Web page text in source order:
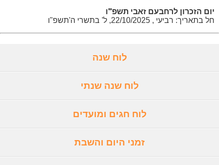
יום הזכרון לרחבעם זאבי תשפ"ו
חל בתאריך: רביעי , 22/10/2025, ל' בתשרי ה'תשפ"ו
לוח שנה
לוח שנה שנתי
לוח חגים ומועדים
זמני היום והשבת